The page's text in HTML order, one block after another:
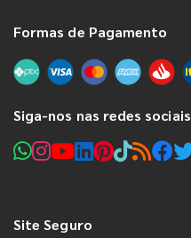
Formas de Pagamento
Siga-nos nas redes sociais
Site Seguro